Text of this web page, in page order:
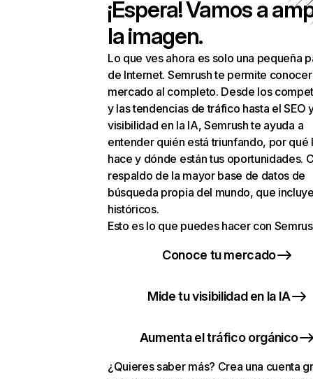
¡Espera! Vamos a
la imagen.
Lo que ves ahora es solo una pequeña
de Internet. Semrush te permite
mercado al completo. Desde los
y las tendencias de tráfico hasta el SEO
visibilidad en la IA, Semrush te ayuda a
entender quién está triunfando, por qué
hace y dónde están tus oportunidades.
respaldo de la mayor base de datos de
búsqueda propia del mundo, que
históricos.
Esto es lo que puedes hacer con
Conoce tu mercado
Mide tu visibilidad en la IA
Aumenta el tráfico orgánico
¿Quieres saber más? Crea una cuenta